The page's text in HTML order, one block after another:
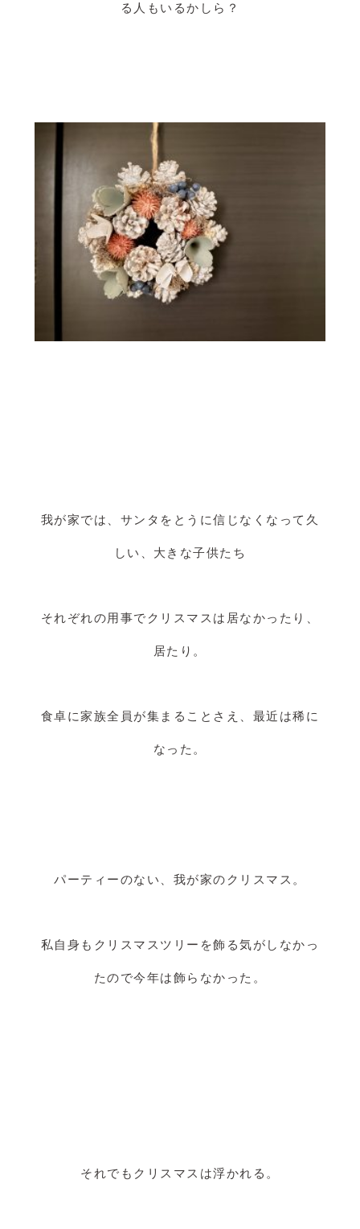
る人もいるかしら？
我が家では、サンタをとうに信じなくなって久
しい、大きな子供たち
それぞれの用事でクリスマスは居なかったり、
居たり。
食卓に家族全員が集まることさえ、最近は稀に
なった。
パーティーのない、我が家のクリスマス。
私自身もクリスマスツリーを飾る気がしなかっ
たので今年は飾らなかった。
それでもクリスマスは浮かれる。